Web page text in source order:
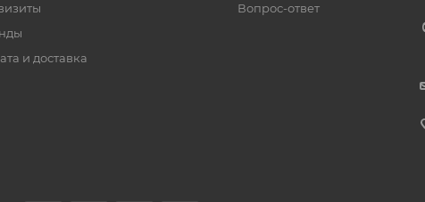
и доставка
Вопрос-ответ